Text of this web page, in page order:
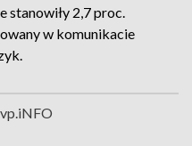
stanowiły 2,7 proc.
w komunikacie